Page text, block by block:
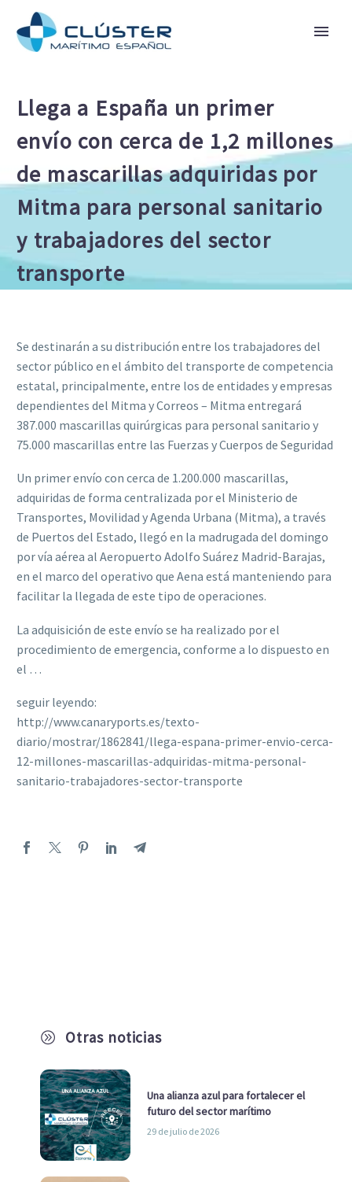
Llega a España un primer
envío con cerca de 1,2 millones
de mascarillas adquiridas por
Mitma para personal sanitario
y trabajadores del sector
transporte
A Otras noticias
Una alianza azul para fortalecer el
futuro del sector marítimo
29 de julio de 2026
Se destinarán a su distribución entre los trabajadores del
sector público en el ámbito del transporte de competencia
estatal, principalmente, entre los de entidades y empresas
dependientes del Mitma y Correos – Mitma entregará
387.000 mascarillas quirúrgicas para personal sanitario y
75.000 mascarillas entre las Fuerzas y Cuerpos de Seguridad
Un primer envío con cerca de 1.200.000 mascarillas,
adquiridas de forma centralizada por el Ministerio de
Transportes, Movilidad y Agenda Urbana (Mitma), a través
de Puertos del Estado, llegó en la madrugada del domingo
por vía aérea al Aeropuerto Adolfo Suárez Madrid-Barajas,
en el marco del operativo que Aena está manteniendo para
facilitar la llegada de este tipo de operaciones.
La adquisición de este envío se ha realizado por el
procedimiento de emergencia, conforme a lo dispuesto en
el …
seguir leyendo:
http://www.canaryports.es/texto-
diario/mostrar/1862841/llega-espana-primer-envio-cerca-
12-millones-mascarillas-adquiridas-mitma-personal-
sanitario-trabajadores-sector-transporte